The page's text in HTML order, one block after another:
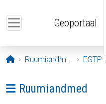
Geoportaal
Avaleht
Ruumiandmed ESTPOS
Ava menüü:
Ruumiandmed